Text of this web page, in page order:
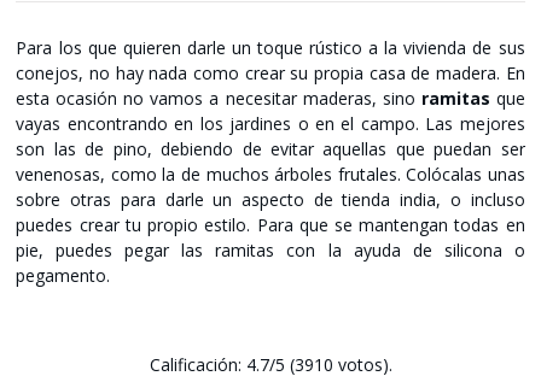
Para los que quieren darle un toque rústico a la vivienda de sus
conejos, no hay nada como crear su propia casa de madera. En
esta ocasión no vamos a necesitar maderas, sino ramitas que
vayas encontrando en los jardines o en el campo. Las mejores
son las de pino, debiendo de evitar aquellas que puedan ser
venenosas, como la de muchos árboles frutales. Colócalas unas
sobre otras para darle un aspecto de tienda india, o incluso
puedes crear tu propio estilo. Para que se mantengan todas en
pie, puedes pegar las ramitas con la ayuda de silicona o
pegamento.
Calificación: 4.7/5 (3910 votos).